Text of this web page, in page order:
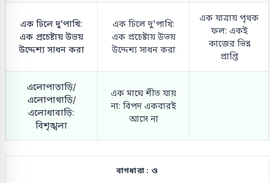
এক ঢিলে দু'পাখি:
এক প্রচেষ্টায় উভয়
উদ্দেশ্য সাধন করা
এক ঢিলে দু'পাখি:
এক প্রচেষ্টায় উভয়
উদ্দেশ্য সাধন করা
এক যাত্রায় পৃথক
ফল: একই
কাজের ভিন্ন
প্রাপ্তি
এলোপাতাড়ি/
এলোপাথাড়ি/
এলোধাবাড়ি:
বিশৃঙ্খলা
এক মাঘে শীত যায়
না: বিপদ একবারই
আসে না
বাগধারা : ও